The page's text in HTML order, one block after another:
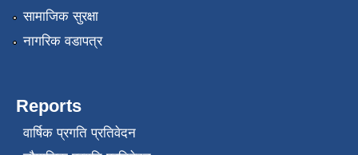
सामाजिक सुरक्षा
नागरिक वडापत्र
Reports
वार्षिक प्रगति प्रतिवेदन